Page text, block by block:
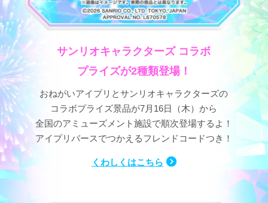
サンリオキャラクターズ コラボ
プライズが2種類登場！
おねがいアイプリとサンリオキャラクターズの
コラボプライズ景品が7月16日（木）から
全国のアミューズメント施設で順次登場するよ！
アイプリバースでつかえるフレンドコードつき！
くわしくはこちら